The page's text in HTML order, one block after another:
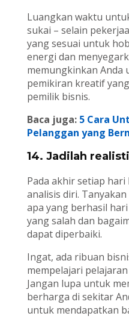
Luangkan waktu
sukai – selain
yang sesuai untuk
energi dan
memungkinkan Anda
pemikiran kreatif
pemilik bisnis.
Baca juga: 5 Cara
Pelanggan yang
14. Jadilah
Pada akhir setiap
analisis diri.
apa yang berhasil
yang salah dan
dapat diperbaiki.
Ingat, ada ribuan
mempelajari
Jangan lupa untuk
berharga di sekitar
untuk mendapatkan